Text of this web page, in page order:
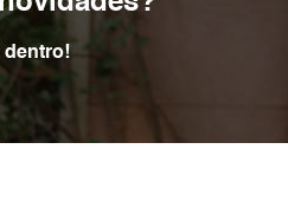
dentro!